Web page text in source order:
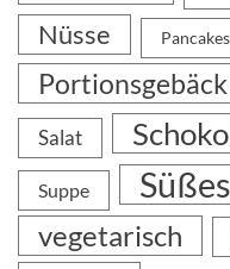
Nüsse Pancakes
Portionsgebäck
Salat
Suppe Süßes
vegetarisch